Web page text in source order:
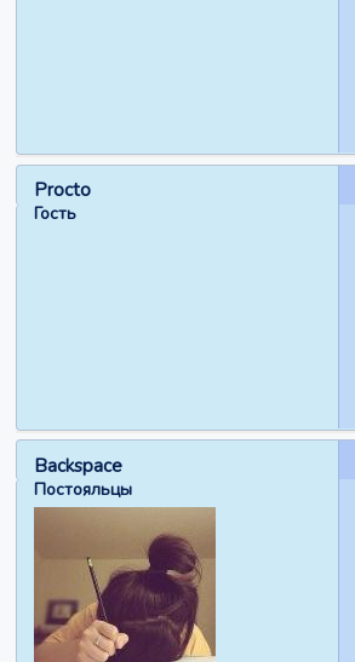
Procto
Гость
Backspace
Постояльцы